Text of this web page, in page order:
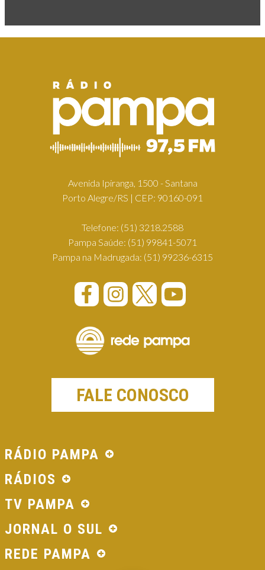
Avenida Ipiranga, 1500 - Santana
Porto Alegre/RS | CEP: 90160-091
Telefone: (51) 3218.2588
Pampa Saúde: (51) 99841-5071
Pampa na Madrugada: (51) 99236-6315
FALE CONOSCO
RÁDIO PAMPA
RÁDIOS
TV PAMPA
JORNAL O SUL
REDE PAMPA